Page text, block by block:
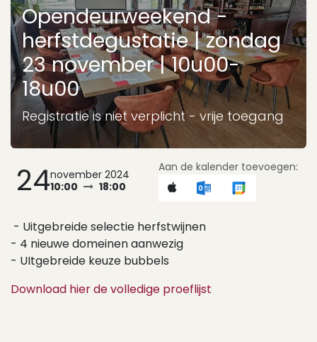
Opendeurweekend -
herfstdegustatie | zondag
23 november | 10u00-
18u00
Registratie is niet verplicht - vrije toegang
24november 2024
10:00
18:00
Aan de kalender toevoegen:
- Uitgebreide selectie herfstwijnen
- 4 nieuwe domeinen aanwezig
- UItgebreide keuze bubbels
Download hier de volledige proeflijst